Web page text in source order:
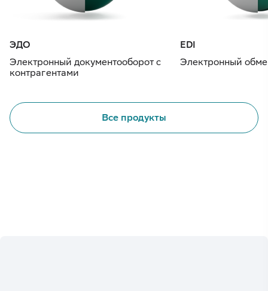
ЭДО
Электронный документооборот с
контрагентами
EDI
Электронный
Все продукты